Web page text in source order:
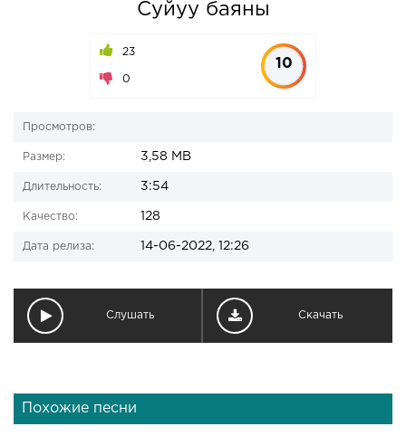
Суйуу баяны
23
0
10
Просмотров:
Размер: 3,58 MB
Длительность: 3:54
Качество: 128
Дата релиза: 14-06-2022, 12:26
Слушать Скачать
Похожие песни